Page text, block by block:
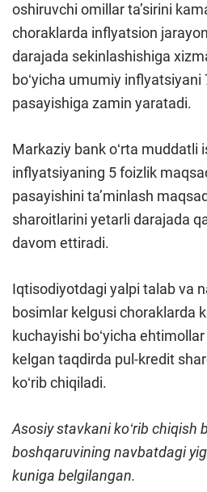
oshiruvchi omillar ta’sirini
choraklarda inflyatsion
darajada sekinlashishiga
boʻyicha umumiy inflyatsiyani
pasayishiga zamin yaratadi.
Markaziy bank oʻrta muddatli
inflyatsiyaning 5 foizlik
pasayishini ta’minlash
sharoitlarini yetarli darajada
davom ettiradi.
Iqtisodiyotdagi yalpi talab va
bosimlar kelgusi choraklarda
kuchayishi boʻyicha
kelgan taqdirda pul-kredit
koʻrib chiqiladi.
Asosiy stavkani koʻrib chiqish
boshqaruvining navbatdagi
kuniga belgilangan.